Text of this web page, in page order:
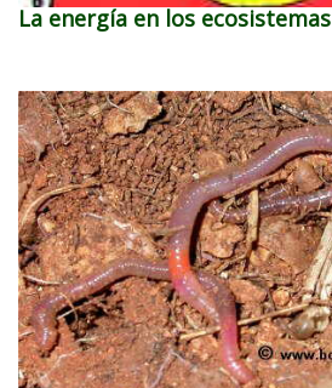
La energía en los ecosistemas